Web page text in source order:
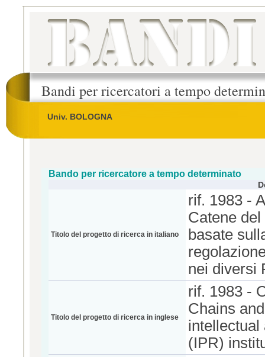
Bandi per ricercatori a tempo
Univ. BOLOGNA
Bando per ricercatore a tempo determinato
Titolo del progetto di ricerca in italiano
rif. 1983 -
Catene
basate
nei diversi
Titolo del progetto di ricerca in inglese
rif. 1983 -
Chains
intellectual
(IPR)